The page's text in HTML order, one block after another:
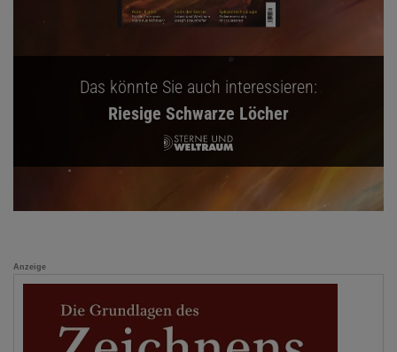
Das könnte Sie auch interessieren:
Riesige Schwarze Löcher
Anzeige